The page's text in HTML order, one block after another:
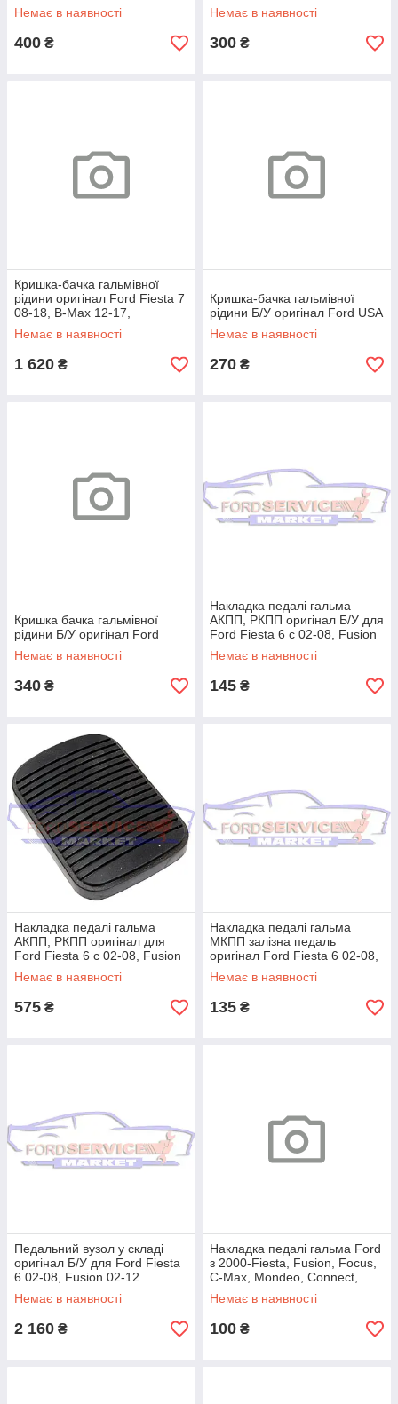
Немає в наявності
400 ₴
Немає в наявності
300 ₴
Кришка-бачка гальмівної
рідини оригінал Ford Fiesta 7
08-18, B-Max 12-17,
Transit/Tourneo Courier 14-
Немає в наявності
1 620 ₴
Кришка-бачка гальмівної
рідини Б/У оригінал Ford USA
Немає в наявності
270 ₴
Кришка бачка гальмівної
рідини Б/У оригінал Ford
Немає в наявності
340 ₴
Накладка педалі гальма
АКПП, РКПП оригінал Б/У для
Ford Fiesta 6 c 02-08, Fusion
з 02-12, Focus 1 c 98-04
Немає в наявності
145 ₴
Накладка педалі гальма
АКПП, РКПП оригінал для
Ford Fiesta 6 c 02-08, Fusion
c 02-12, Focus 1 c 98-04
Немає в наявності
575 ₴
Накладка педалі гальма
МКПП залізна педаль
оригінал Ford Fiesta 6 02-08,
Fusion 02-12, KA 98-08
Немає в наявності
135 ₴
Педальний вузол у складі
оригінал Б/У для Ford Fiesta
6 02-08, Fusion 02-12
Немає в наявності
2 160 ₴
Накладка педалі гальма Ford
з 2000-Fiesta, Fusion, Focus,
C-Max, Mondeo, Connect,
Transit
Немає в наявності
100 ₴